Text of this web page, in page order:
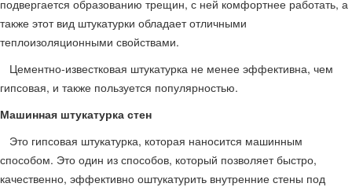
подвергается образованию трещин, с ней комфортнее работать, а
также этот вид штукатурки обладает отличными
теплоизоляционными свойствами.
Цементно-известковая штукатурка не менее эффективна, чем
гипсовая, и также пользуется популярностью.
Машинная штукатурка стен
Это гипсовая штукатурка, которая наносится машинным
способом. Это один из способов, который позволяет быстро,
качественно, эффективно оштукатурить внутренние стены под